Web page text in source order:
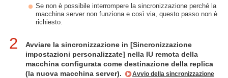
Se non è possibile interrompere la sincronizzazione perché la
macchina server non funziona e così via, questo passo non è
richiesto.
2
Avviare la sincronizzazione in [Sincronizzazione
impostazioni personalizzate] nella IU remota della
macchina configurata come destinazione della replica
(la nuova macchina server).
Avvio della sincronizzazione